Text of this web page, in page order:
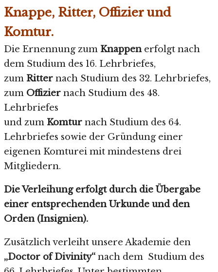
Knappe, Ritter, Offizier und
Komtur.
Die Ernennung zum Knappenerfolgt nach
dem Studium des 16. Lehrbriefes,
zum Ritter nach Studium des 32. Lehrbriefes,
zum Offizier nach Studium des 48.
Lehrbriefes
und zum Komtur nach Studium des 64.
Lehrbriefes sowie der Gründung einer
eigenen Komturei mit mindestens drei
Mitgliedern.
Die Verleihung erfolgt durch die Übergabe
einer entsprechenden Urkunde und den
Orden (Insignien).
Zusätzlich verleiht unsere Akademie den
„Doctor of Divinity“ nach dem Studium des